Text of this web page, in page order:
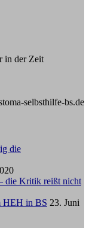
in der Zeit
selbsthilfe-bs.de
die
die Kritik reißt nicht
HEH in BS 23. Juni